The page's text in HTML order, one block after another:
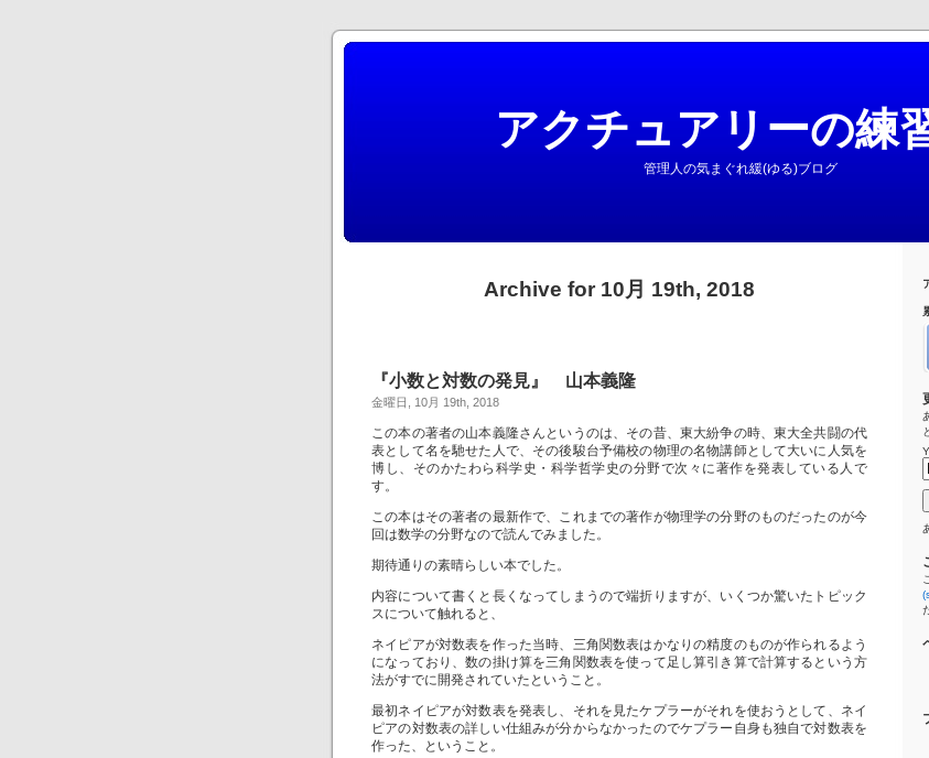
アクチュアリーの練
管理人の気まぐれ緩(ゆる)ブログ
Archive for 10月 19th, 2018
『小数と対数の発見』 山本義隆
金曜日, 10月 19th, 2018
この本の著者の山本義隆さんというのは、その昔、東大紛争の時、東大全共闘の代
表として名を馳せた人で、その後駿台予備校の物理の名物講師として大いに人気を
博し、そのかたわら科学史・科学哲学史の分野で次々に著作を発表している人で
す。
この本はその著者の最新作で、これまでの著作が物理学の分野のものだったのが今
回は数学の分野なので読んでみました。
期待通りの素晴らしい本でした。
内容について書くと長くなってしまうので端折りますが、いくつか驚いたトピック
スについて触れると、
ネイピアが対数表を作った当時、三角関数表はかなりの精度のものが作られるよう
になっており、数の掛け算を三角関数表を使って足し算引き算で計算するという方
法がすでに開発されていたということ。
最初ネイピアが対数表を発表し、それを見たケプラーがそれを使おうとして、ネイ
ピアの対数表の詳しい仕組みが分からなかったのでケプラー自身も独自で対数表を
作った、ということ。